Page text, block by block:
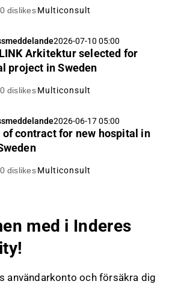
0 dislikes Multiconsult
2026-07-10 05:00
Arkitektur selected for
project in Sweden
0 dislikes Multiconsult
2026-06-17 05:00
of contract for new hospital in
0 dislikes Multiconsult
med i Inderes
användarkonto och försäkra dig